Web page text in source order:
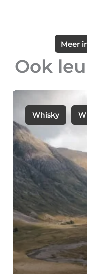
Meer
Ook
Whisky